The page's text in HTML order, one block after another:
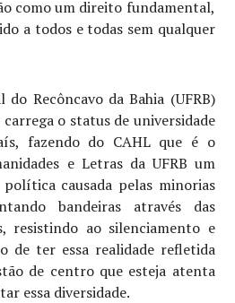
como um direito fundamental,
a todos e todas sem qualquer
do Recôncavo da Bahia (UFRB)
o status de universidade
fazendo do CAHL que é o
e Letras da UFRB um
causada pelas minorias
bandeiras através das
resistindo ao silenciamento e
de ter essa realidade refletida
de centro que esteja atenta
essa diversidade.